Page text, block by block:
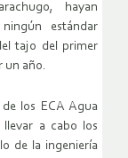
hayan
estándar
tajo del primer
un año.
los ECA Agua
a cabo los
de la ingeniería